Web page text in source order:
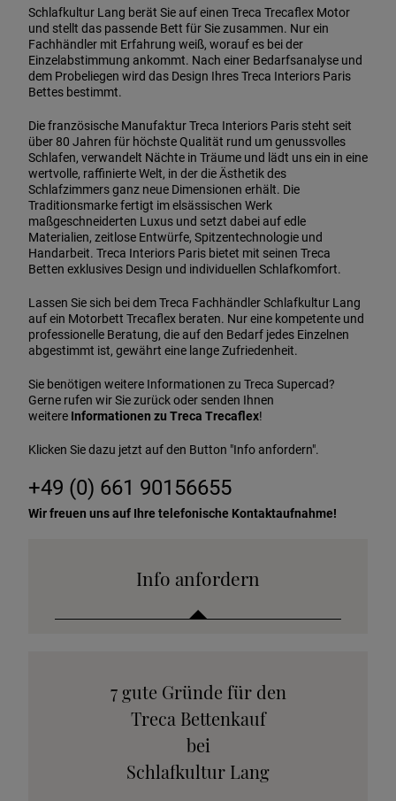
Schlafkultur Lang berät Sie auf einen Treca Trecaflex Motor
und stellt das passende Bett für Sie zusammen. Nur ein
Fachhändler mit Erfahrung weiß, worauf es bei der
Einzelabstimmung ankommt. Nach einer Bedarfsanalyse und
dem Probeliegen wird das Design Ihres Treca Interiors Paris
Bettes bestimmt.
Die französische Manufaktur Treca Interiors Paris steht seit
über 80 Jahren für höchste Qualität rund um genussvolles
Schlafen, verwandelt Nächte in Träume und lädt uns ein in eine
wertvolle, raffinierte Welt, in der die Ästhetik des
Schlafzimmers ganz neue Dimensionen erhält. Die
Traditionsmarke fertigt im elsässischen Werk
maßgeschneiderten Luxus und setzt dabei auf edle
Materialien, zeitlose Entwürfe, Spitzentechnologie und
Handarbeit. Treca Interiors Paris bietet mit seinen Treca
Betten exklusives Design und individuellen Schlafkomfort.
Lassen Sie sich bei dem Treca Fachhändler Schlafkultur Lang
auf ein Motorbett Trecaflex beraten. Nur eine kompetente und
professionelle Beratung, die auf den Bedarf jedes Einzelnen
abgestimmt ist, gewährt eine lange Zufriedenheit.
Sie benötigen weitere Informationen zu Treca Supercad?
Gerne rufen wir Sie zurück oder senden Ihnen
weitere Informationen zu Treca Trecaflex!
Klicken Sie dazu jetzt auf den Button "Info anfordern".
+49 (0) 661 90156655
Wir freuen uns auf Ihre telefonische Kontaktaufnahme!
Info anfordern
Stoffkollektion anfordern
Telefonische Beratung anfordern
Angebot anfordern
7 gute Gründe für den
Treca Bettenkauf
bei
Schlafkultur Lang